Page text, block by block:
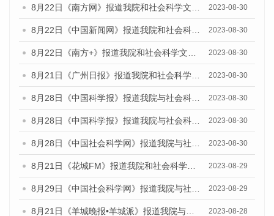
8月22日《南方网》报道我院和社会科学文献出版社联合发布《广州数字经济发展报告（2023）》蓝皮书的媒体报道 2023-08-30
8月22日《中国新闻网》报道我院和社会科学文献出版社联合发布《广州数字经济发展报告（2023）》蓝皮书的媒体报道 2023-08-30
8月22日《南方+》报道我院和社会科学文献出版社联合发布《广州数字经济发展报告（2023）》蓝皮书的媒体报道 2023-08-30
8月21日《广州日报》报道我院和社会科学文献出版社联合发布《广州数字经济发展报告（2023）》蓝皮书的媒体文章 2023-08-30
8月28日《中国科学报》报道我院与社会科学文献出版社联合发布《广州蓝皮书：广州创新型城市发展报告（2023）》的媒体文章 2023-08-30
8月28日《中国科学报》报道我院与社会科学文献出版社联合发布《广州蓝皮书：广州创新型城市发展报告（2023）》的媒体文章 2023-08-30
8月28日《中国社会科学网》报道我院与社会科学文献出版社联合发布《广州蓝皮书：广州创新型城市发展报告（2023）》的媒体文章 2023-08-30
8月21日《花城FM》报道我院和社会科学文献出版社联合发布《广州数字经济发展报告（2023）》蓝皮书的媒体文章 2023-08-29
8月29日《中国社会科学网》报道我院与社会科学文献出版社联合发布《广州蓝皮书：广州文化产业发展报告（2022）》的媒体文章 2023-08-29
8月21日《羊城晚报•羊城派》报道我院与社会科学文献出版社联合发布《广州蓝皮书：广州数字经济发展报告（2023）》的媒体文章 2023-08-28